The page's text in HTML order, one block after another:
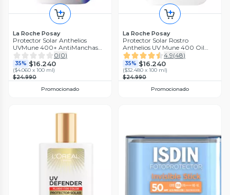
La Roche Posay
Protector Solar Anthelios
UVMune 400+ AntiManchas
FPS50+ 50ml 0(0)
35% $16.240
($4.060 x 100 ml)
$24.990
Promocionado
La Roche Posay
Protector Solar Rostro
Anthelios UV Mune 400 Oil
Control Fluid FPS50+ 50 ml
4.9(48)
35% $16.240
($32.480 x 100 ml)
$24.990
Promocionado